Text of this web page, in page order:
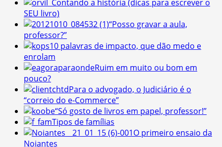
Contando a história (dicas para escrever o
SEU livro)
“Posso gravar a aula,
professor?”
10 palavras de impacto, que dão medo e
enrolam
Ruim em muito ou bom em
pouco?
Para o advogado, o Judiciário é o
“correio do e-Commerce”
“Só gosto de livros em papel, professor!”
Tipos de famílias
O primeiro ensaio da
Noiantes